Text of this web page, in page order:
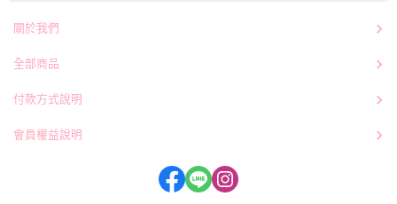
關於我們
全部商品
付款方式說明
會員權益說明